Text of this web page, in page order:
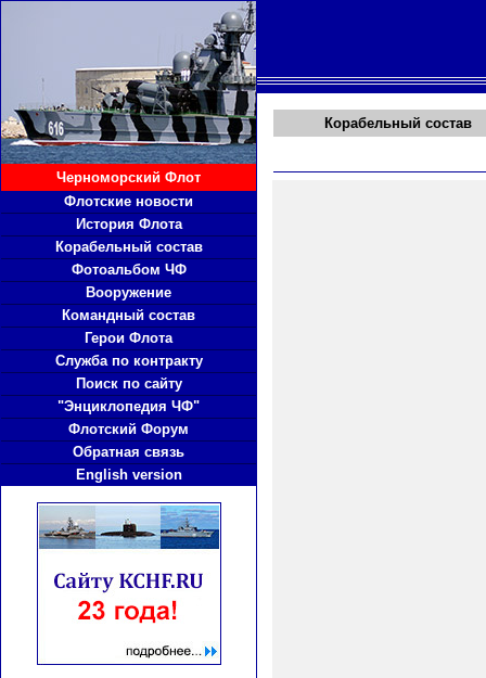
Черноморский Флот
Флотские новости
История Флота
Корабельный состав
Фотоальбом ЧФ
Вооружение
Командный состав
Герои Флота
Служба по контракту
Поиск по сайту
"Энциклопедия ЧФ"
Флотский Форум
Обратная связь
English version
Корабельный состав